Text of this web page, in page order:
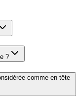
?
comme en-tête